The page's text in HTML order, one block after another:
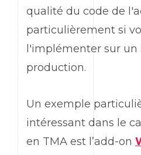
qualité du code de l'
particulièrement si
l'implémenter sur un
production.
Un exemple
intéressant dans le
en TMA est l’add-on